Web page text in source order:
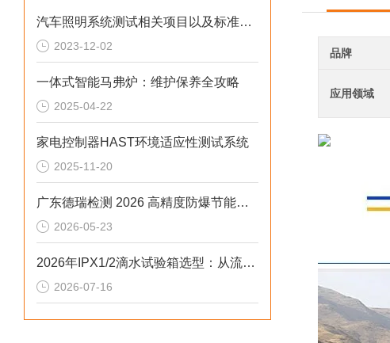
汽车照明系统测试相关项目以及标准学习
2023-12-02
一体式智能马弗炉：维护保养全攻略
2025-04-22
家电控制器HAST环境适应性测试系统
2025-11-20
广东德瑞检测 2026 高精度防爆节能适配多行业高温老化测试
2026-05-23
2026年IPX1/2滴水试验箱选型：从流量闭环控制看防水检测一致性
2026-07-16
品牌
应用领域